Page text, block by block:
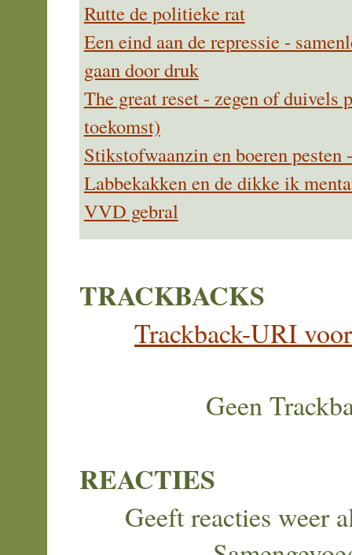
Rutte de politieke rat
Een eind aan de repressie -
gaan door druk
The great reset - zegen of duivels
toekomst)
Stikstofwaanzin en boeren
Labbekakken en de dikke ik
VVD gebral
TRACKBACKS
Trackback-URI
Geen
REACTIES
Geeft reacties weer